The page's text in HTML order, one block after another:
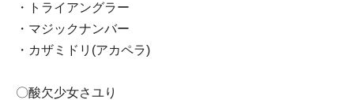
・トライアングラー
・マジックナンバー
・カザミドリ(アカペラ)
〇酸欠少女さユり